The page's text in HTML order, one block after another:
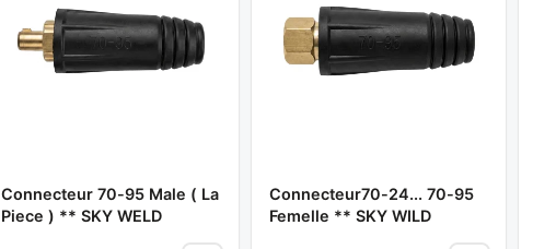
Connecteur 70-95 Male ( La
Piece ) ** SKY WELD
Connecteur70-24... 70-95
Femelle ** SKY WILD